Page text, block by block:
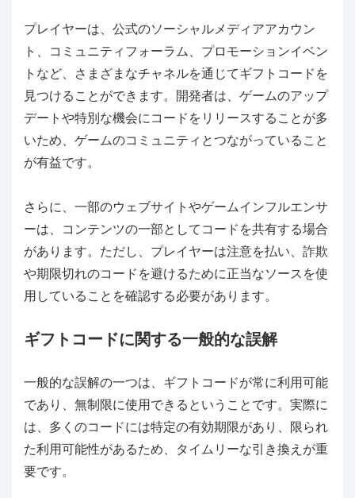
プレイヤーは、公式のソーシャルメディアアカウン
ト、コミュニティフォーラム、プロモーションイベン
トなど、さまざまなチャネルを通じてギフトコードを
見つけることができます。開発者は、ゲームのアップ
デートや特別な機会にコードをリリースすることが多
いため、ゲームのコミュニティとつながっていること
が有益です。
さらに、一部のウェブサイトやゲームインフルエンサ
ーは、コンテンツの一部としてコードを共有する場合
があります。ただし、プレイヤーは注意を払い、詐欺
や期限切れのコードを避けるために正当なソースを使
用していることを確認する必要があります。
ギフトコードに関する一般的な誤解
一般的な誤解の一つは、ギフトコードが常に利用可能
であり、無制限に使用できるということです。実際に
は、多くのコードには特定の有効期限があり、限られ
た利用可能性があるため、タイムリーな引き換えが重
要です。